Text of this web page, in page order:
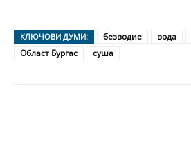
КЛЮЧОВИ ДУМИ: безводие вода
Област Бургас
суша